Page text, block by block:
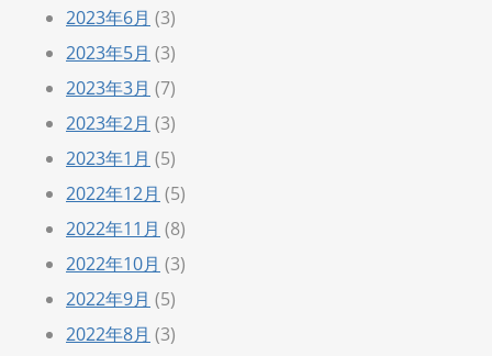
2023年6月 (3)
2023年5月 (3)
2023年3月 (7)
2023年2月 (3)
2023年1月 (5)
2022年12月 (5)
2022年11月 (8)
2022年10月 (3)
2022年9月 (5)
2022年8月 (3)